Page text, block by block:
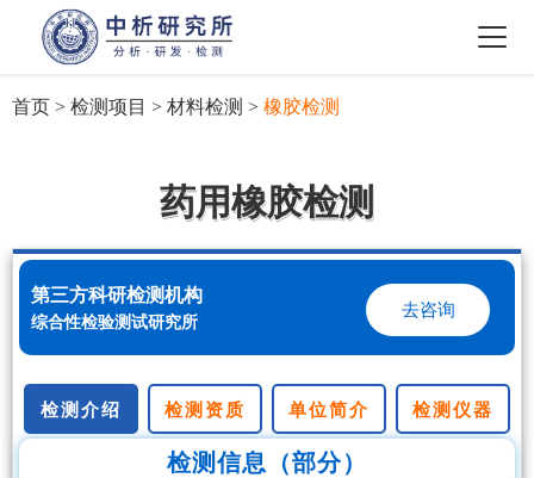
首页 > 检测项目 > 材料检测 > 橡胶检测
药用橡胶检测
第三方科研检测机构
综合性检验测试研究所
去咨询
检测介绍 检测资质 单位简介 检测仪器
检测信息（部分）